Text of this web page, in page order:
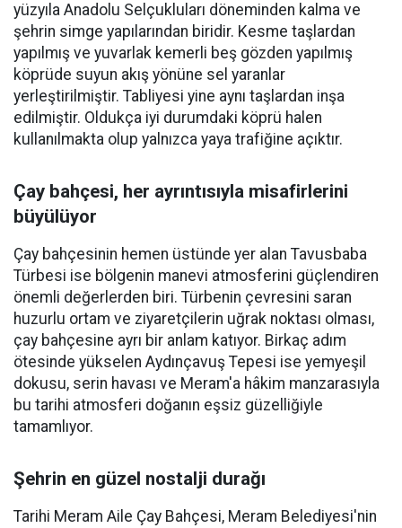
yüzyıla Anadolu Selçukluları döneminden kalma ve
şehrin simge yapılarından biridir. Kesme taşlardan
yapılmış ve yuvarlak kemerli beş gözden yapılmış
köprüde suyun akış yönüne sel yaranlar
yerleştirilmiştir. Tabliyesi yine aynı taşlardan inşa
edilmiştir. Oldukça iyi durumdaki köprü halen
kullanılmakta olup yalnızca yaya trafiğine açıktır.
Çay bahçesi, her ayrıntısıyla misafirlerini
büyülüyor
Çay bahçesinin hemen üstünde yer alan Tavusbaba
Türbesi ise bölgenin manevi atmosferini güçlendiren
önemli değerlerden biri. Türbenin çevresini saran
huzurlu ortam ve ziyaretçilerin uğrak noktası olması,
çay bahçesine ayrı bir anlam katıyor. Birkaç adım
ötesinde yükselen Aydınçavuş Tepesi ise yemyeşil
dokusu, serin havası ve Meram'a hâkim manzarasıyla
bu tarihi atmosferi doğanın eşsiz güzelliğiyle
tamamlıyor.
Şehrin en güzel nostalji durağı
Tarihi Meram Aile Çay Bahçesi, Meram Belediyesi'nin